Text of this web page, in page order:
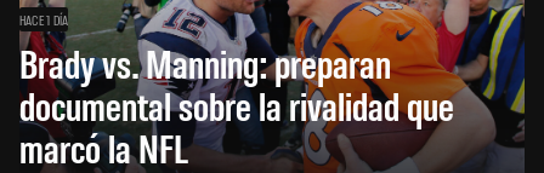
HACE 1 DÍA
Brady vs. Manning: preparan
documental sobre la rivalidad que
marcó la NFL